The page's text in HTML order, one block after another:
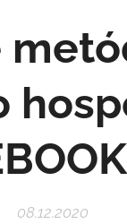
08.12.2020